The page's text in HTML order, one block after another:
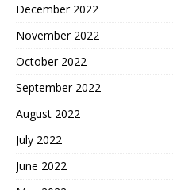
December 2022
November 2022
October 2022
September 2022
August 2022
July 2022
June 2022